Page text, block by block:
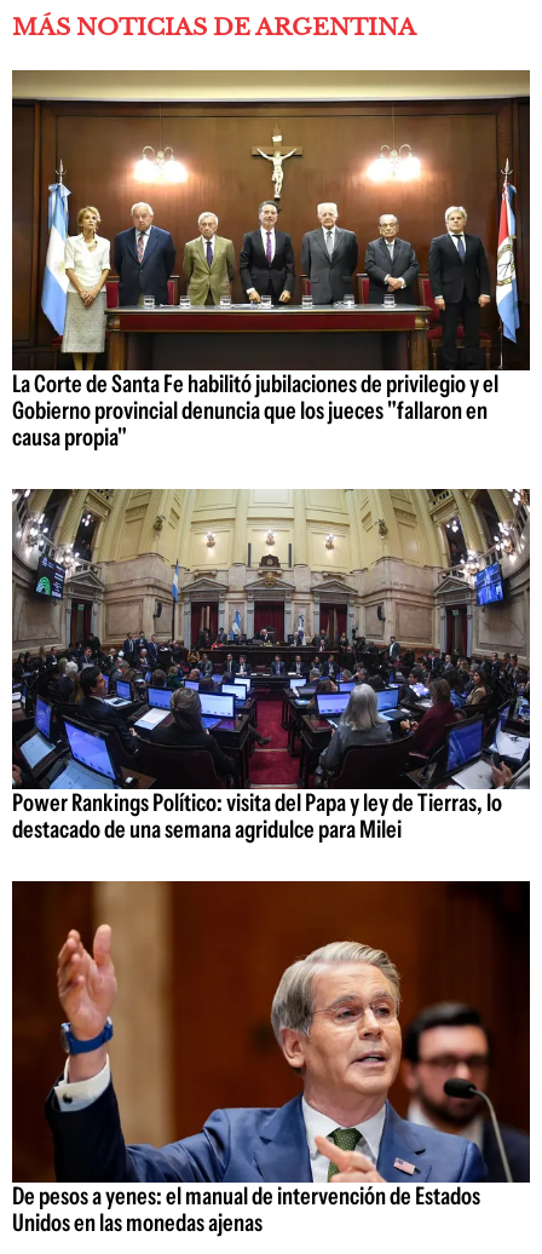
MÁS NOTICIAS DE ARGENTINA
La Corte de Santa Fe habilitó jubilaciones de privilegio y el
Gobierno provincial denuncia que los jueces "fallaron en
causa propia"
Power Rankings Político: visita del Papa y ley de Tierras, lo
destacado de una semana agridulce para Milei
De pesos a yenes: el manual de intervención de Estados
Unidos en las monedas ajenas